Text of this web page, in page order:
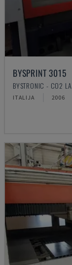
BYSPRINT 3015
BYSTRONIC - CO2
ITALIJA 2006